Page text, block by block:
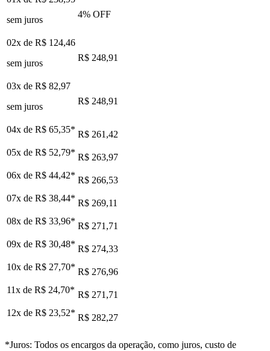
sem juros
4% OFF
02x de R$ 124,46
sem juros
R$ 248,91
03x de R$ 82,97
sem juros
R$ 248,91
04x de R$ 65,35* R$ 261,42
05x de R$ 52,79* R$ 263,97
06x de R$ 44,42* R$ 266,53
07x de R$ 38,44* R$ 269,11
08x de R$ 33,96* R$ 271,71
09x de R$ 30,48* R$ 274,33
10x de R$ 27,70* R$ 276,96
11x de R$ 24,70* R$ 271,71
12x de R$ 23,52* R$ 282,27
*Juros: Todos os encargos da operação, como juros, custo de